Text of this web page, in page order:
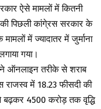
ऐसे मामलों में कितनी
पिछली कांगे्रस सरकार के
में ज्यादातर में जुर्माना
गया।
ने ऑनलाइन तरीके से शराब
राजस्व में 18.23 फीसदी की
बढ़कर 4500 करोड़ तक वृद्धि